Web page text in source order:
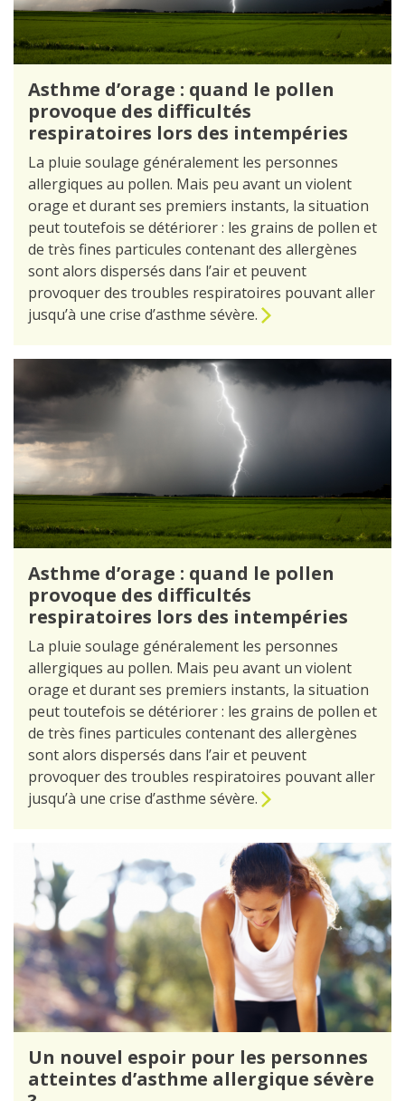
Asthme d’orage : quand le pollen
provoque des difficultés
respiratoires lors des intempéries
La pluie soulage généralement les personnes
allergiques au pollen. Mais peu avant un violent
orage et durant ses premiers instants, la situation
peut toutefois se détériorer : les grains de pollen et
de très fines particules contenant des allergènes
sont alors dispersés dans l’air et peuvent
provoquer des troubles respiratoires pouvant aller
jusqu’à une crise d’asthme sévère.
Asthme d’orage : quand le pollen
provoque des difficultés
respiratoires lors des intempéries
La pluie soulage généralement les personnes
allergiques au pollen. Mais peu avant un violent
orage et durant ses premiers instants, la situation
peut toutefois se détériorer : les grains de pollen et
de très fines particules contenant des allergènes
sont alors dispersés dans l’air et peuvent
provoquer des troubles respiratoires pouvant aller
jusqu’à une crise d’asthme sévère.
Un nouvel espoir pour les personnes
atteintes d’asthme allergique sévère